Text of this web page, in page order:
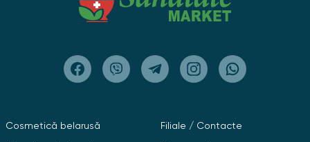
Cosmetică belarusă Filiale / Contacte